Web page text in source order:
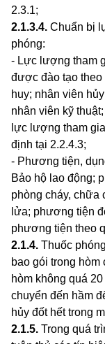
2.3.1;
2.1.3.4. Chuẩn bị
phóng:
- Lực lượng tham
được đào tạo
huy; nhân viên
nhân viên kỹ
lực lượng tham
định tại 2.2.4.3;
- Phương tiện,
Bảo hộ lao động;
phòng cháy, chữa
lửa; phương tiện
phương tiện theo
2.1.4. Thuốc
bao gói trong
hòm không quá
chuyển đến hầm
hủy đốt hết trong
2.1.5. Trong quá